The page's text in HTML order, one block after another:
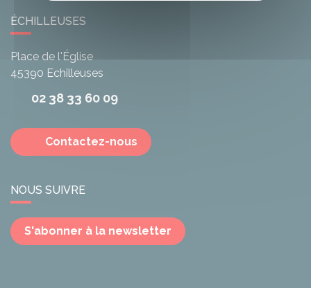
ÉCHILLEUSES
Place de l'Église
45390 Echilleuses
02 38 33 60 09
Contactez-nous
NOUS SUIVRE
S'abonner à la newsletter